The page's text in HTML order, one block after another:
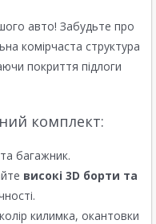
авто! Забудьте про
комірчаста структура
покриття підлоги
комплект:
багажник.
високі 3D борти та
килимка, окантовки